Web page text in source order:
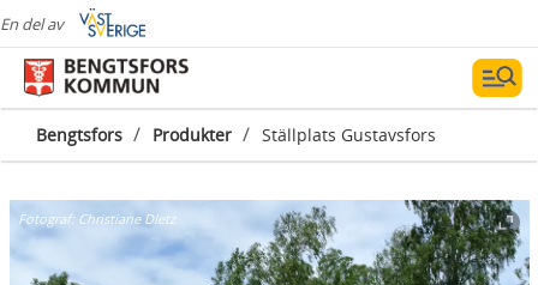
En del av
Bengtsfors / Produkter / Ställplats Gustavsfors
Fotograf: Christiane DIetz